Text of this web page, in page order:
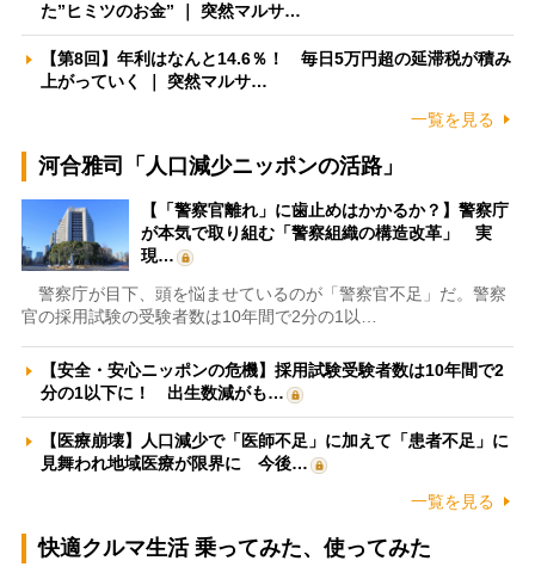
た”ヒミツのお金” ｜ 突然マルサ…
【第8回】年利はなんと14.6％！ 毎日5万円超の延滞税が積み
上がっていく ｜ 突然マルサ…
一覧を見る
河合雅司「人口減少ニッポンの活路」
【「警察官離れ」に歯止めはかかるか？】警察庁
が本気で取り組む「警察組織の構造改革」 実
現…
警察庁が目下、頭を悩ませているのが「警察官不足」だ。警察
官の採用試験の受験者数は10年間で2分の1以…
【安全・安心ニッポンの危機】採用試験受験者数は10年間で2
分の1以下に！ 出生数減がも…
【医療崩壊】人口減少で「医師不足」に加えて「患者不足」に
見舞われ地域医療が限界に 今後…
一覧を見る
快適クルマ生活 乗ってみた、使ってみた